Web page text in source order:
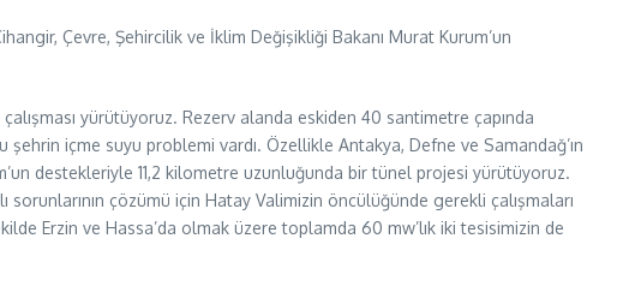
Çevre, Şehircilik ve İklim Değişikliği Bakanı Murat Kurum’un
yürütüyoruz. Rezerv alanda eskiden 40 santimetre çapında
içme suyu problemi vardı. Özellikle Antakya, Defne ve Samandağ’ın
destekleriyle 11,2 kilometre uzunluğunda bir tünel projesi yürütüyoruz.
çözümü için Hatay Valimizin öncülüğünde gerekli çalışmaları
Erzin ve Hassa’da olmak üzere toplamda 60 mw’lık iki tesisimizin de